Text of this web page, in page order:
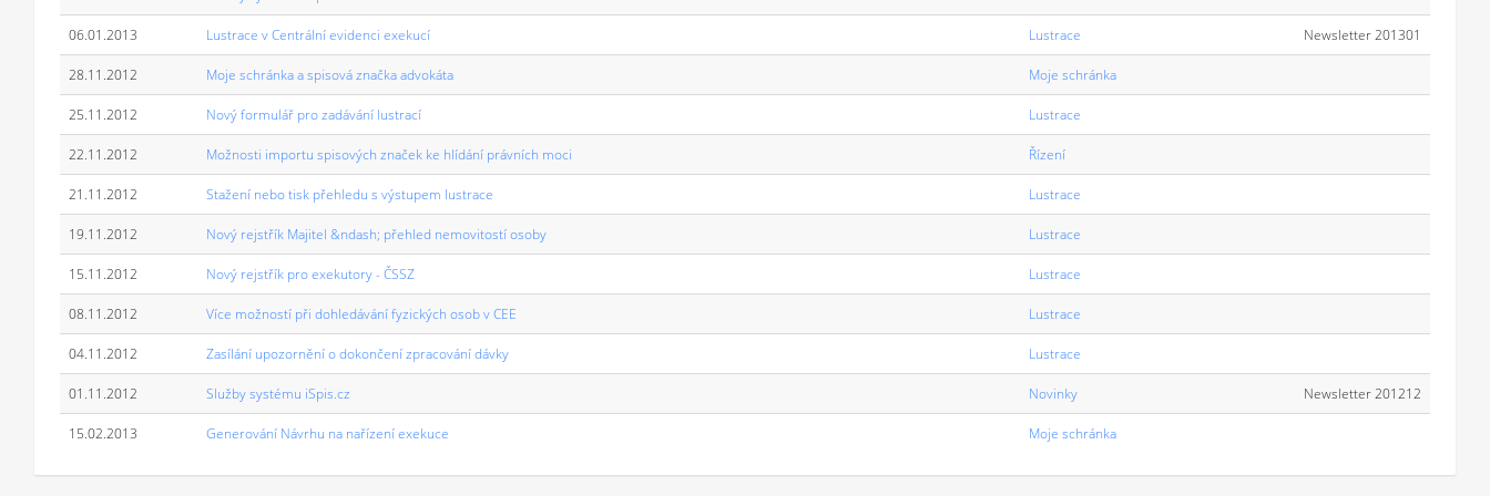
06.01.2013 Lustrace v Centrální evidenci exekucí Lustrace Newsletter 201301
28.11.2012 Moje schránka a spisová značka advokáta Moje schránka
25.11.2012 Nový formulář pro zadávání lustrací Lustrace
22.11.2012 Možnosti importu spisových značek ke hlídání právních moci Řízení
21.11.2012 Stažení nebo tisk přehledu s výstupem lustrace Lustrace
19.11.2012 Nový rejstřík Majitel &ndash; přehled nemovitostí osoby Lustrace
15.11.2012 Nový rejstřík pro exekutory - ČSSZ Lustrace
08.11.2012 Více možností při dohledávání fyzických osob v CEE Lustrace
04.11.2012 Zasílání upozornění o dokončení zpracování dávky Lustrace
01.11.2012 Služby systému iSpis.cz Novinky Newsletter 201212
15.02.2013 Generování Návrhu na nařízení exekuce Moje schránka